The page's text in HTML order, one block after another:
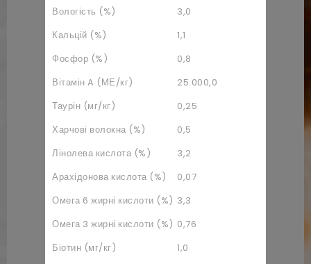
Вологість (%)
3,0
Кальцій (%)
1,1
Фосфор (%)
0,8
Вітамін A (МЕ/кг)
25.000,0
Таурін (мг/кг)
0,25
Харчові волокна (%)
0,5
Лінолева кислота (%)
3,2
Арахідонова кислота (%)
0,07
Омега 6 жирні кислоти (%) 3,3
Омега 3 жирні кислоти (%) 0,76
Біотин (мг/кг)
1,0